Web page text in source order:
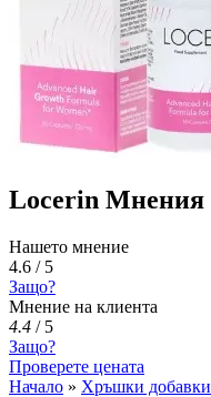
Locerin Мнения
Нашето мнение
4.6 / 5
Защо?
Мнение на клиента
4.4 / 5
Защо?
Проверете цената
Начало » Хръшки добавки